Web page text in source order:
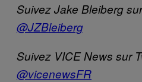
Suivez Jake Bleiberg
@JZBleiberg
Suivez VICE News sur
@vicenewsFR